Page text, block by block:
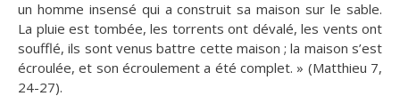
un homme insensé qui a construit sa maison sur le sable.
La pluie est tombée, les torrents ont dévalé, les vents ont
soufflé, ils sont venus battre cette maison ; la maison s’est
écroulée, et son écroulement a été complet. » (Matthieu 7,
24-27).